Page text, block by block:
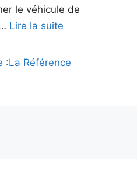
le véhicule de
Lire la suite
:La Référence